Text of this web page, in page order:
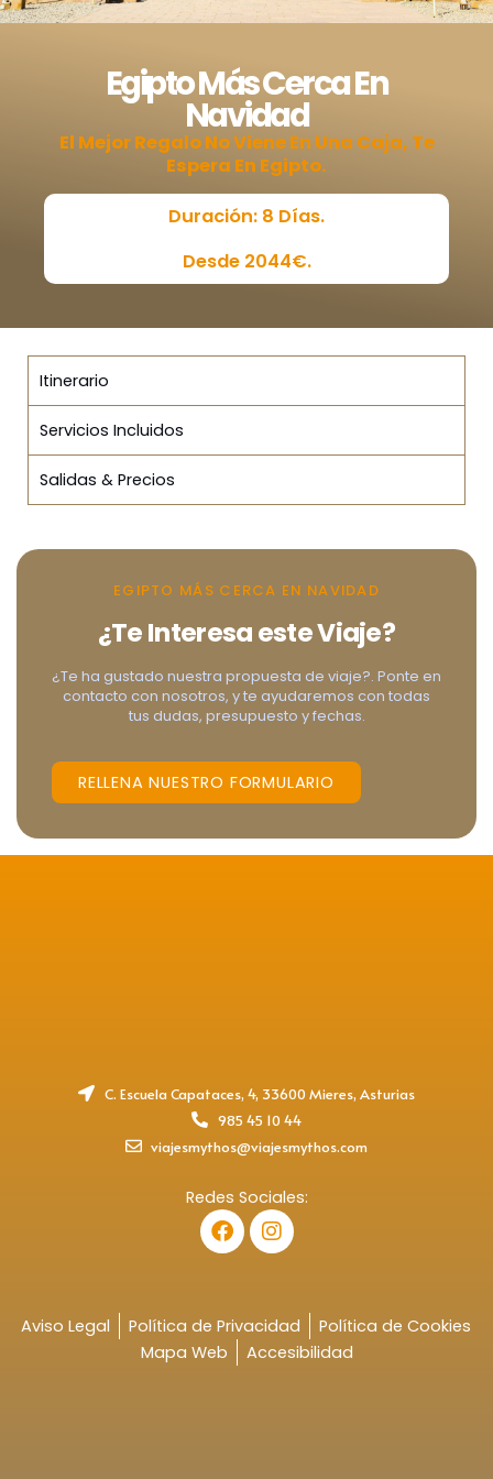
Egipto Más Cerca En
Navidad
El Mejor Regalo No Viene En Una Caja, Te
Espera En Egipto.
Duración: 8 Días.
Desde 2044€.
Itinerario
Servicios Incluidos
Salidas & Precios
EGIPTO MÁS CERCA EN NAVIDAD
¿Te Interesa este Viaje?
¿Te ha gustado nuestra propuesta de viaje?. Ponte en
contacto con nosotros, y te ayudaremos con todas
tus dudas, presupuesto y fechas.
RELLENA NUESTRO FORMULARIO
C. Escuela Capataces, 4, 33600 Mieres, Asturias
985 45 10 44
viajesmythos@viajesmythos.com
Redes Sociales:
F
a
c
o
o
I
n
s
g
r
Aviso Legal Política de Privacidad
Política de Cookies
Mapa Web
Accesibilidad